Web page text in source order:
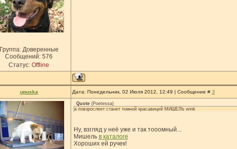
Доверенные
Сообщений: 576
Статус: Offline
upuska Дата: Понедельник, 02 Июля 2012, 12:49 | Сообщение # 3
Quote(Poetessa)
а повзрослеет станет томной красавицей МИШЕЛЬ wink
Ну, взгляд у неё уже и так тооомный...
Мишель в каталоге
Хороших ей ручек!